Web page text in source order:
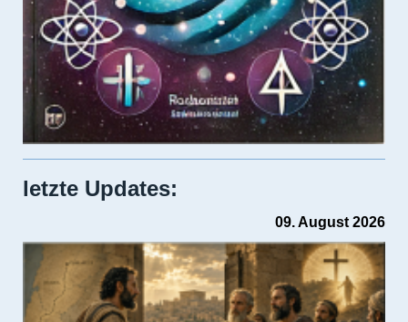
letzte Updates:
09. August 2026